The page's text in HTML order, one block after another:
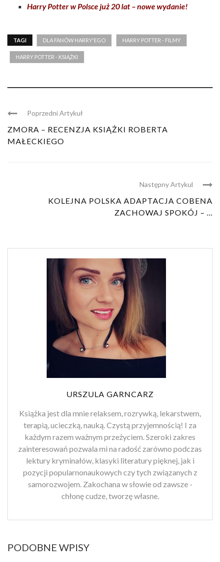
Harry Potter w Polsce już 20 lat – nowe wydanie!
TAGI DLA FANÓW HARRY'EGO HARRY POTTER - FILMY
HARRY POTTER - KSIĄŻKI
Poprzedni Artykuł
ZMORA – RECENZJA KSIĄŻKI ROBERTA
MAŁECKIEGO
Następny Artykul
KOLEJNA POLSKA ADAPTACJA COBENA
ZACHOWAJ SPOKÓJ – ...
URSZULA GARNCARZ
Książka jest dla mnie relaksem, rozrywką, lekarstwem,
terapią, ucieczką, nauką. Czystą przyjemnością! I za
każdym razem ważnym przeżyciem. Szeroki zakres
zainteresowań pozwala mi na radość zarówno podczas
lektury kryminałów, klasyki literatury pięknej, jak i
pozycji popularnonaukowych czy tych związanych z
samorozwojem. Zakochana w słowie od zawsze -
chłonę cudze, tworzę własne.
PODOBNE WPISY